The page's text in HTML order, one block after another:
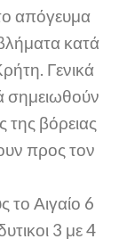
απόγευμα
κατά
Γενικά
σημειωθούν
της βόρειας
προς τον
το Αιγαίο 6
3 με 4